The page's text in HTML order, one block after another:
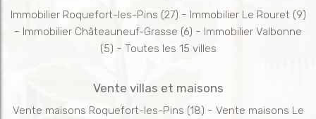
Immobilier Roquefort-les-Pins (27) - Immobilier Le Rouret(9)
- Immobilier Châteauneuf-Grasse (6) - Immobilier Valbonne
(5) - Toutes les 15 villes
Vente villas et maisons
Vente maisons Roquefort-les-Pins (18) - Vente maisons Le